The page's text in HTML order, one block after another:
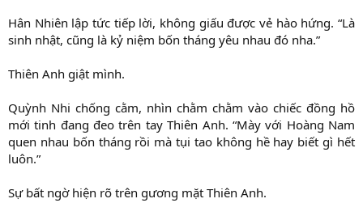
Hân Nhiên lập tức tiếp lời, không giấu được vẻ hào hứng. “Là
sinh nhật, cũng là kỷ niệm bốn tháng yêu nhau đó nha.”
Thiên Anh giật mình.
Quỳnh Nhi chống cằm, nhìn chằm chằm vào chiếc đồng hồ
mới tinh đang đeo trên tay Thiên Anh. “Mày với Hoàng Nam
quen nhau bốn tháng rồi mà tụi tao không hề hay biết gì hết
luôn.”
Sự bất ngờ hiện rõ trên gương mặt Thiên Anh.